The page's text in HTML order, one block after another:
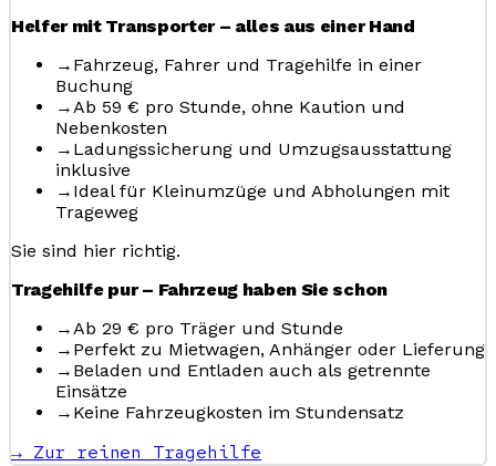
Helfer mit Transporter – alles aus einer Hand
→ Fahrzeug, Fahrer und Tragehilfe in einer
Buchung
→Ab 59 € pro Stunde, ohne Kaution und
Nebenkosten
→ Ladungssicherung und Umzugsausstattung
inklusive
→ Ideal für Kleinumzüge und Abholungen mit
Trageweg
Sie sind hier richtig.
Tragehilfe pur – Fahrzeug haben Sie schon
→Ab 29 € pro Träger und Stunde
→ Perfekt zu Mietwagen, Anhänger oder Lieferung
→ Beladen und Entladen auch als getrennte
Einsätze
→ Keine Fahrzeugkosten im Stundensatz
→ Zur reinen Tragehilfe